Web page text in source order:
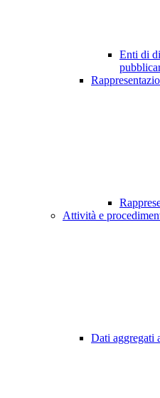
Enti di
Attività e
Dati aggregati